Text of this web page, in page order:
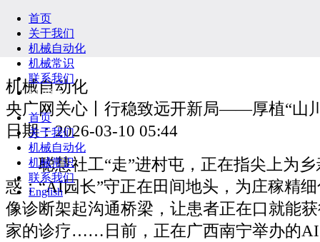
首页
关于我们
机械自动化
机械常识
联系我们
English
首页
关于我们
机械自动化
机械常识
联系我们
English
机械自动化
央广网关心丨行稳致远开新局——厚植“山
日期：2026-03-10 05:44
聪慧社工“走”进村屯，正在指尖上为乡
惑；“AI园长”守正在田间地头，为庄稼精
像诊断架起沟通桥梁，让患者正在口就能
家的诊疗……日前，正在广西南宁举办的